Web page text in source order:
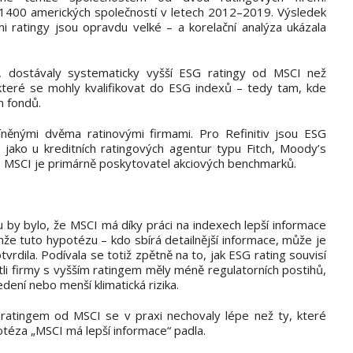
amerických společností v letech 2012–2019. Výsledek
ratingy jsou opravdu velké – a korelační analýza ukázala
systematicky vyšší ESG ratingy od MSCI než
se mohly kvalifikovat do ESG indexů – tedy tam, kde
fondů.
dvěma ratinovými firmami. Pro Refinitiv jsou ESG
u kreditních ratingových agentur typu Fitch, Moody’s
je primárně poskytovatel akciových benchmarků.
bylo, že MSCI má díky práci na indexech lepší informace
tuto hypotézu – kdo sbírá detailnější informace, může je
Podívala se totiž zpětně na to, jak ESG rating souvisí
firmy s vyšším ratingem měly méně regulatorních postihů,
nebo menší klimatická rizika.
od MSCI se v praxi nechovaly lépe než ty, které
„MSCI má lepší informace“ padla.